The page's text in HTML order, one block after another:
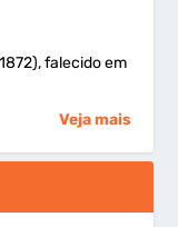
falecido em
Veja mais